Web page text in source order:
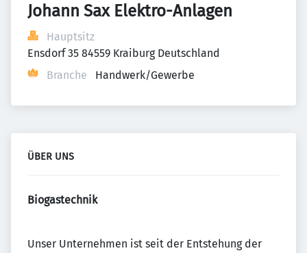
Johann Sax Elektro-Anlagen
Hauptsitz
Ensdorf 35 84559 Kraiburg Deutschland
Branche
Handwerk/Gewerbe
ÜBER UNS
Biogastechnik
Unser Unternehmen ist seit der Entstehung der